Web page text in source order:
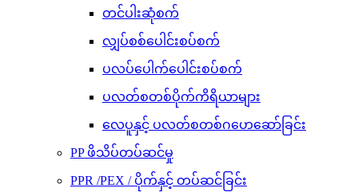
တင်ပါးဆုံစက်
လျှပ်စစ်ပေါင်းစပ်စက်
ပလပ်ပေါက်ပေါင်းစပ်စက်
ပလတ်စတစ်ပိုက်ကိရိယာများ
လေပူနှင့် ပလတ်စတစ်ဂဟေဆော်ခြင်း
PP ဖိသိပ်တပ်ဆင်မှု
PPR /PEX / ပိုက်နှင့် တပ်ဆင်ခြင်း